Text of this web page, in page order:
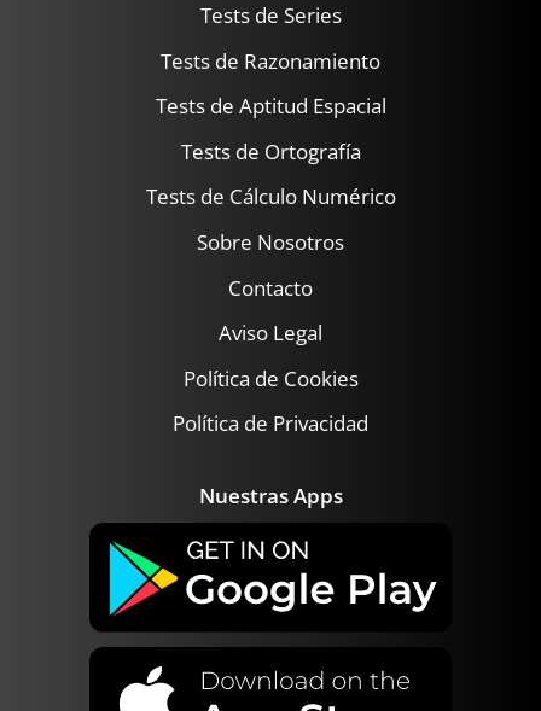
Tests de Series
Tests de Razonamiento
Tests de Aptitud Espacial
Tests de Ortografía
Tests de Cálculo Numérico
Sobre Nosotros
Contacto
Aviso Legal
Política de Cookies
Política de Privacidad
Nuestras Apps